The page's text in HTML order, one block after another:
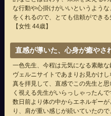
な行動や心掛けがいいというよう
をくれるので、とても信頼ができる
【女性 44歳】
直感が導いた、心身が癒やさ
一色先生、今程は元気になる素敵な
ヴェルニサイトであまりお見かけ
真を拝見して、直感でこの先生と
く視える先生がいらっしゃったんで
数日前より体の中からエネルギー
り、肩が重い感じが続いていたの